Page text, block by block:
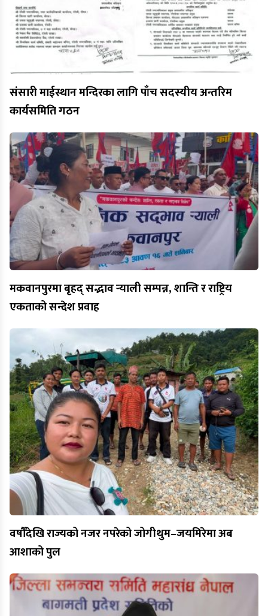
संसारी माईस्थान मन्दिरका लागि पाँच सदस्यीय अन्तरिम
कार्यसमिति गठन
मकवानपुरमा बृहद् सद्भाव र्‍याली सम्पन्न, शान्ति र राष्ट्रिय
एकताको सन्देश प्रवाह
वर्षौँदेखि राज्यको नजर नपरेको जोगीथुम–जयमिरेमा अब
आशाको पुल